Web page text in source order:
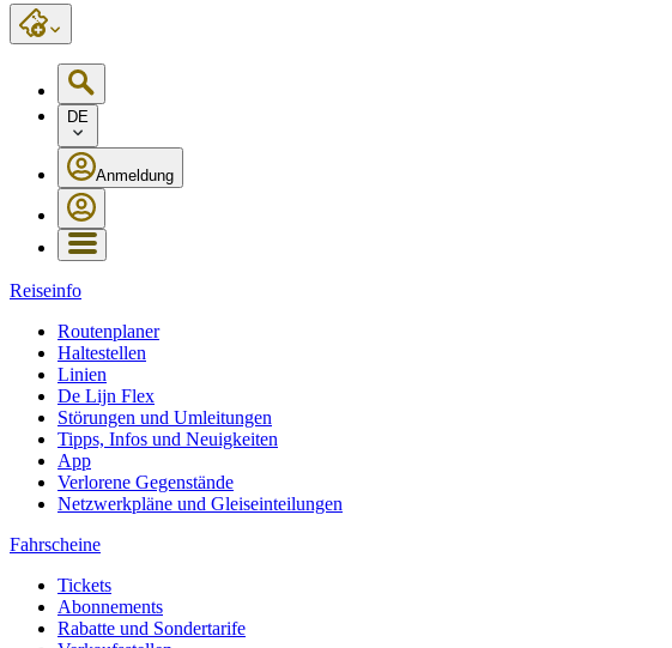
DE
Anmeldung
Reiseinfo
Routenplaner
Haltestellen
Linien
De Lijn Flex
Störungen und Umleitungen
Tipps, Infos und Neuigkeiten
App
Verlorene Gegenstände
Netzwerkpläne und Gleiseinteilungen
Fahrscheine
Tickets
Abonnements
Rabatte und Sondertarife